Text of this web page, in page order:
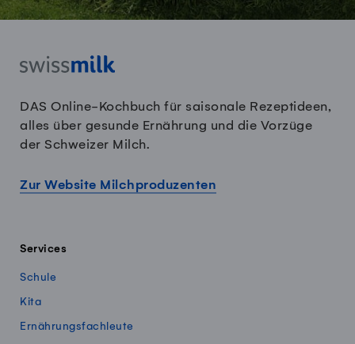
DAS Online-Kochbuch für saisonale Rezeptideen,
alles über gesunde Ernährung und die Vorzüge
der Schweizer Milch.
Zur Website Milchproduzenten
Services
Schule
Kita
Ernährungsfachleute